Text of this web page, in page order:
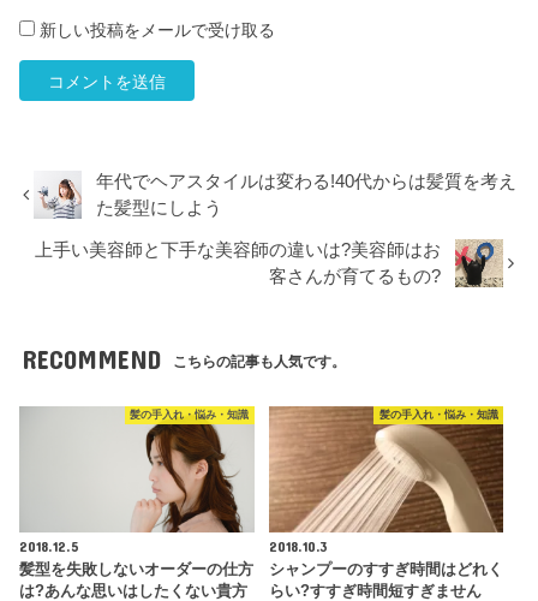
新しい投稿をメールで受け取る
年代でヘアスタイルは変わる!40代からは髪質を考え
た髪型にしよう
上手い美容師と下手な美容師の違いは?美容師はお
客さんが育てるもの?
RECOMMEND こちらの記事も人気です。
髪の手入れ・悩み・知識
2018.12.5
髪型を失敗しないオーダーの仕方
は?あんな思いはしたくない貴方
髪の手入れ・悩み・知識
2018.10.3
シャンプーのすすぎ時間はどれく
らい?すすぎ時間短すぎません